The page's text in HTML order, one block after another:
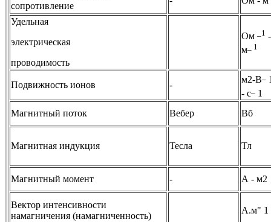
сопротивление
Удельная
электрическая
проводимость
Ом _1 -
м _ 1
Подвижность ионов -
м2-В
- с
1
Магнитный поток
Вебер Вб
Магнитная индукция Тесла Тл
Магнитный момент - А - м2
Вектор интенсивности
намагничения (намагниченность)
А.м" 1